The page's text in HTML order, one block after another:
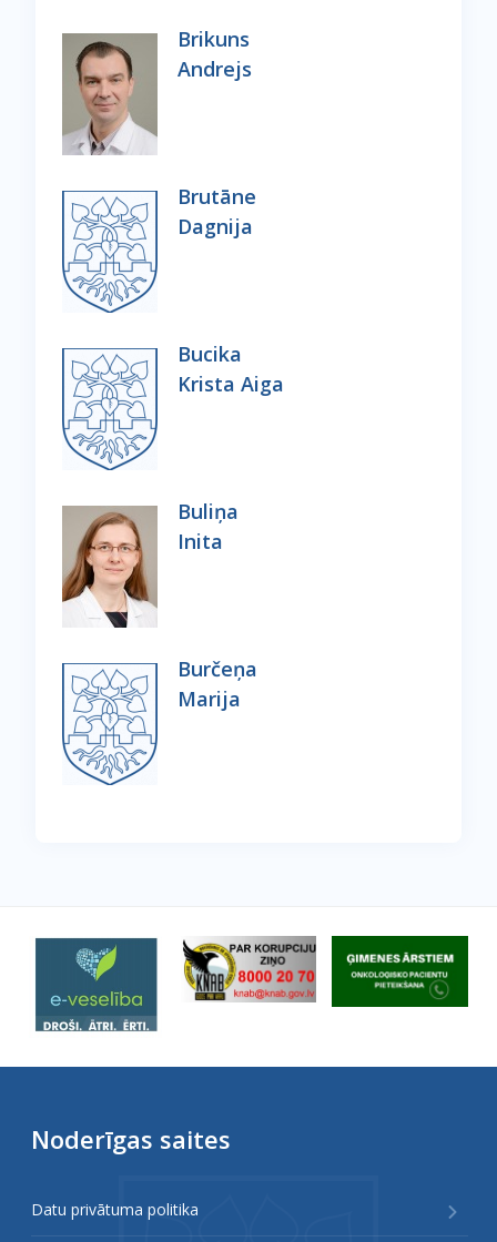
Brikuns
Andrejs
Brutāne
Dagnija
Bucika
Krista Aiga
Buliņa
Inita
Burčeņa
Marija
Noderīgas saites
Datu privātuma politika